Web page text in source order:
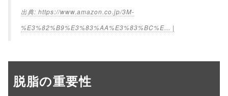
https://www.amazon.co.jp/3M-
%E3%82%B9%E3%83%AA%E3%83%BC%E... |
脱脂の重要性